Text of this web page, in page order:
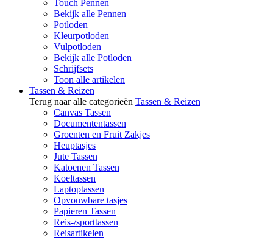
Touch Pennen
Bekijk alle Pennen
Potloden
Kleurpotloden
Vulpotloden
Bekijk alle Potloden
Schrijfsets
Toon alle artikelen
Tassen & Reizen
Terug naar alle categorieën Tassen & Reizen
Canvas Tassen
Documententassen
Groenten en Fruit Zakjes
Heuptasjes
Jute Tassen
Katoenen Tassen
Koeltassen
Laptoptassen
Opvouwbare tasjes
Papieren Tassen
Reis-/sporttassen
Reisartikelen